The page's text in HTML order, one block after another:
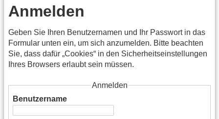
Anmelden
Geben Sie Ihren Benutzernamen und Ihr Passwort in das
Formular unten ein, um sich anzumelden. Bitte beachten
Sie, dass dafür „Cookies“ in den Sicherheitseinstellungen
Ihres Browsers erlaubt sein müssen.
Anmelden
Benutzername